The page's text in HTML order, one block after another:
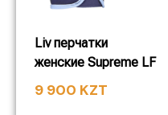
Liv перчатки
женские Supreme LF
9 900 KZT